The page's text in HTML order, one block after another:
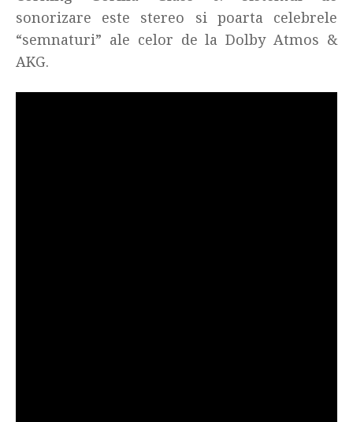
sonorizare este stereo si poarta celebrele
“semnaturi” ale celor de la Dolby Atmos &
AKG.